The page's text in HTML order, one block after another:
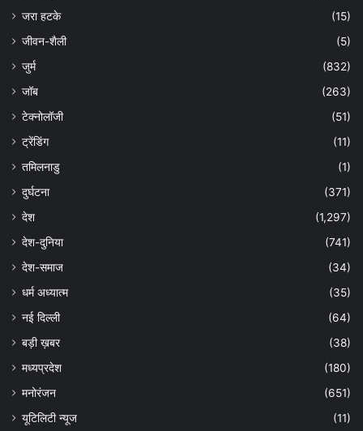
जरा हटके
(15)
जीवन-शैली
(5)
जुर्म
(832)
जॉब
(263)
टेक्नोलॉजी
(51)
ट्रेंडिंग
(11)
तमिलनाडु
(1)
दुर्घटना
(371)
देश
(1,297)
देश-दुनिया
(741)
देश-समाज
(34)
धर्म अध्यात्म
(35)
नई दिल्ली
(64)
बड़ी ख़बर
(38)
मध्यप्रदेश
(180)
मनोरंजन
(651)
यूटिलिटी न्यूज
(11)